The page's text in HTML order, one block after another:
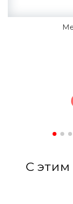
С этим